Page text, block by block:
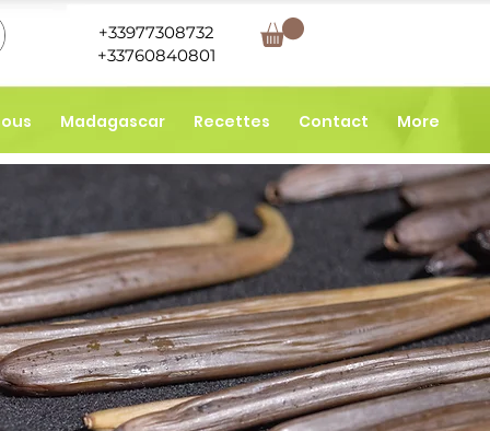
+33977308732
+33760840801
Madagascar Recettes Contact More